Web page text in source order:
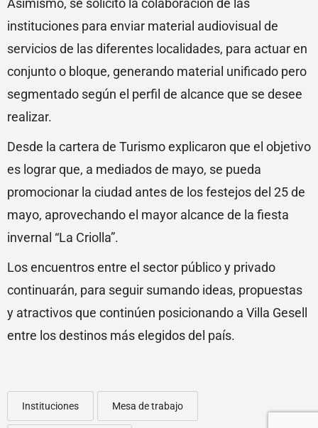
Asimismo, se solicitó la colaboración de las
instituciones para enviar material audiovisual de
servicios de las diferentes localidades, para actuar en
conjunto o bloque, generando material unificado pero
segmentado según el perfil de alcance que se desee
realizar.
Desde la cartera de Turismo explicaron que el objetivo
es lograr que, a mediados de mayo, se pueda
promocionar la ciudad antes de los festejos del 25 de
mayo, aprovechando el mayor alcance de la fiesta
invernal “La Criolla”.
Los encuentros entre el sector público y privado
continuarán, para seguir sumando ideas, propuestas
y atractivos que continúen posicionando a Villa Gesell
entre los destinos más elegidos del país.
Instituciones Mesa de trabajo